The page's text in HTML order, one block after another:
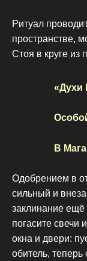
Ритуал
пространстве,
Стоя в круге из
«Духи
В
Одобрением в
сильный и
заклинание ещё
погасите свечи
окна и двери:
обитель,